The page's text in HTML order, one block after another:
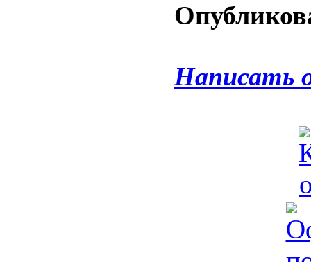
Написать